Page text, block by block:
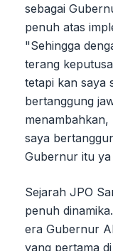
sebagai
penuh atas
"Sehingga
terang
tetapi kan saya
bertanggung
menambahkan,
saya
Gubernur itu
Sejarah JPO
penuh
era Gubernur
yang pertama